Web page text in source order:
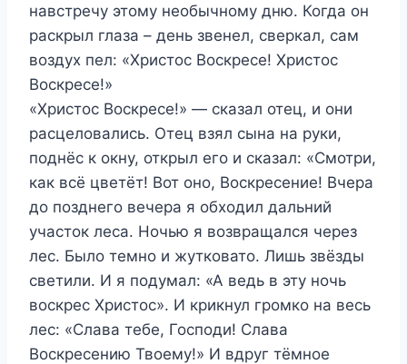
навстречу этому необычному дню. Когда он
раскрыл глаза – день звенел, сверкал, сам
воздух пел: «Христос Воскресе! Христос
Воскресе!»
«Христос Воскресе!» — сказал отец, и они
расцеловались. Отец взял сына на руки,
поднёс к окну, открыл его и сказал: «Смотри,
как всё цветёт! Вот оно, Воскресение! Вчера
до позднего вечера я обходил дальний
участок леса. Ночью я возвращался через
лес. Было темно и жутковато. Лишь звёзды
светили. И я подумал: «А ведь в эту ночь
воскрес Христос». И крикнул громко на весь
лес: «Слава тебе, Господи! Слава
Воскресению Твоему!» И вдруг тёмное